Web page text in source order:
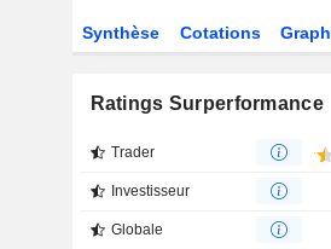
Synthèse Cotations
Ratings Surperformance
Trader
Investisseur
Globale